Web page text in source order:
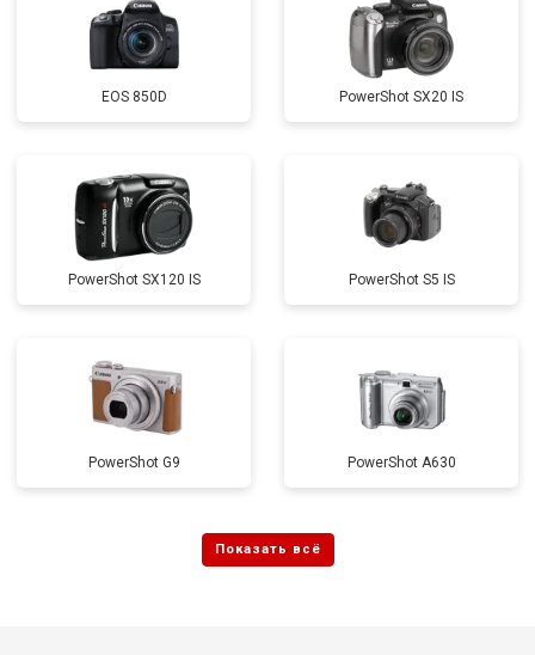
EOS 850D PowerShot SX20 IS
PowerShot SX120 IS PowerShot S5 IS
PowerShot G9 PowerShot A630